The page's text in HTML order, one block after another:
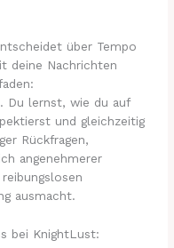
über Tempo
deine Nachrichten
. Du lernst, wie du auf
und gleichzeitig
Rückfragen,
angenehmerer
ausmacht.
bei KnightLust: